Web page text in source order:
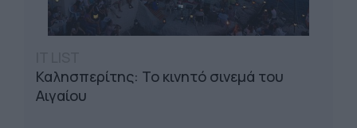
Καλησπερίτης: Το κινητό σινεμά του
Αιγαίου